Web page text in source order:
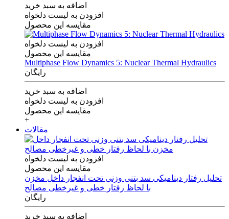
اضافه به سبد خرید
افزودن به لیست دلخواه
مقایسه این محصول
افزودن به لیست دلخواه
مقایسه این محصول
Multiphase Flow Dynamics 5: Nuclear Thermal Hydraulics
رایگان
اضافه به سبد خرید
افزودن به لیست دلخواه
مقایسه این محصول
+
مقالات
افزودن به لیست دلخواه
مقایسه این محصول
تحلیل رفتار دینامیکی سد بتنی وزنی تحت انفجار داخل مخزن
با لحاظ رفتار خطی و غیرخطی مصالح
رایگان
اضافه به سبد خرید